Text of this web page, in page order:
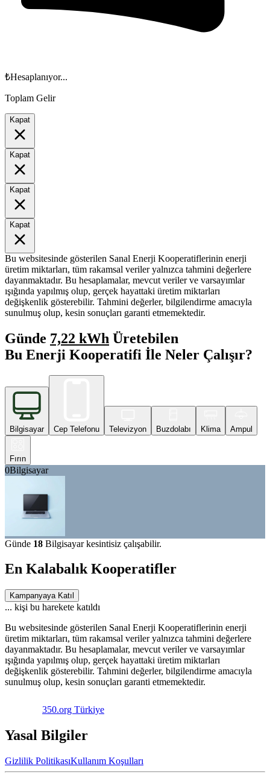
₺Hesaplanıyor...
Toplam Gelir
Kapat
Kapat
Kapat
Kapat
Bu websitesinde gösterilen Sanal Enerji Kooperatiflerinin enerji
üretim miktarları, tüm rakamsal veriler yalnızca tahmini değerlere
dayanmaktadır. Bu hesaplamalar, mevcut veriler ve varsayımlar
ışığında yapılmış olup, gerçek hayattaki üretim miktarları
değişkenlik gösterebilir. Tahmini değerler, bilgilendirme amacıyla
sunulmuş olup, kesin sonuçları garanti etmemektedir.
Günde 7,22 kWh Üretebilen
Bu Enerji Kooperatifi İle Neler Çalışır?
Bilgisayar Cep Telefonu Televizyon Buzdolabı Klima Ampul
Fırın
0Bilgisayar
Günde 18 Bilgisayar kesintisiz çalışabilir.
En Kalabalık Kooperatifler
Kampanyaya Katıl
... kişi bu harekete katıldı
Bu websitesinde gösterilen Sanal Enerji Kooperatiflerinin enerji
üretim miktarları, tüm rakamsal veriler yalnızca tahmini değerlere
dayanmaktadır. Bu hesaplamalar, mevcut veriler ve varsayımlar
ışığında yapılmış olup, gerçek hayattaki üretim miktarları
değişkenlik gösterebilir. Tahmini değerler, bilgilendirme amacıyla
sunulmuş olup, kesin sonuçları garanti etmemektedir.
350.org Türkiye
Yasal Bilgiler
Gizlilik PolitikasıKullanım Koşulları